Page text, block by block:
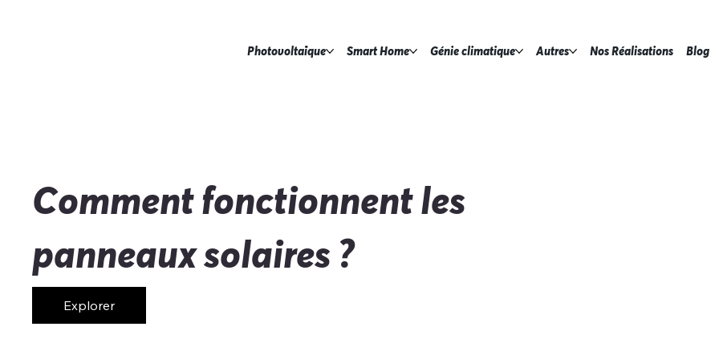
Photovoltaïque Smart Home Génie climatique Autres Nos Réalisations Blog
Comment fonctionnent les
panneaux solaires ?
Explorer